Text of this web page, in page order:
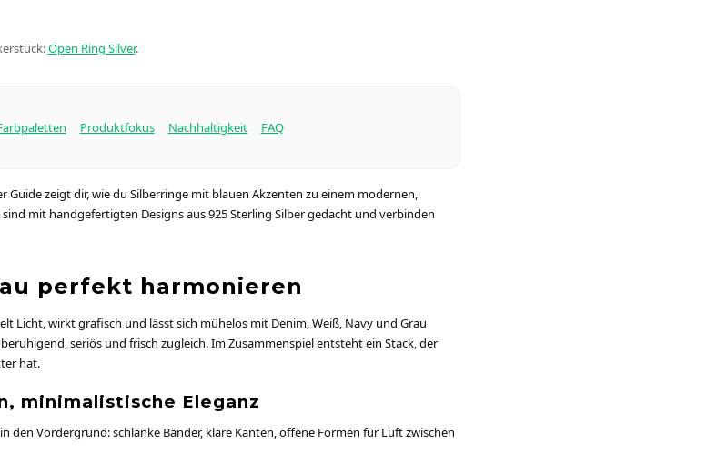
Open Ring Silver.
Produktfokus Nachhaltigkeit FAQ
Guide zeigt dir, wie du Silberringe mit blauen Akzenten zu einem modernen,
mit handgefertigten Designs aus 925 Sterling Silber gedacht und verbinden
perfekt harmonieren
Licht, wirkt grafisch und lässt sich mühelos mit Denim, Weiß, Navy und Grau
seriös und frisch zugleich. Im Zusammenspiel entsteht ein Stack, der
hat.
minimalistische Eleganz
den Vordergrund: schlanke Bänder, klare Kanten, offene Formen für Luft zwischen